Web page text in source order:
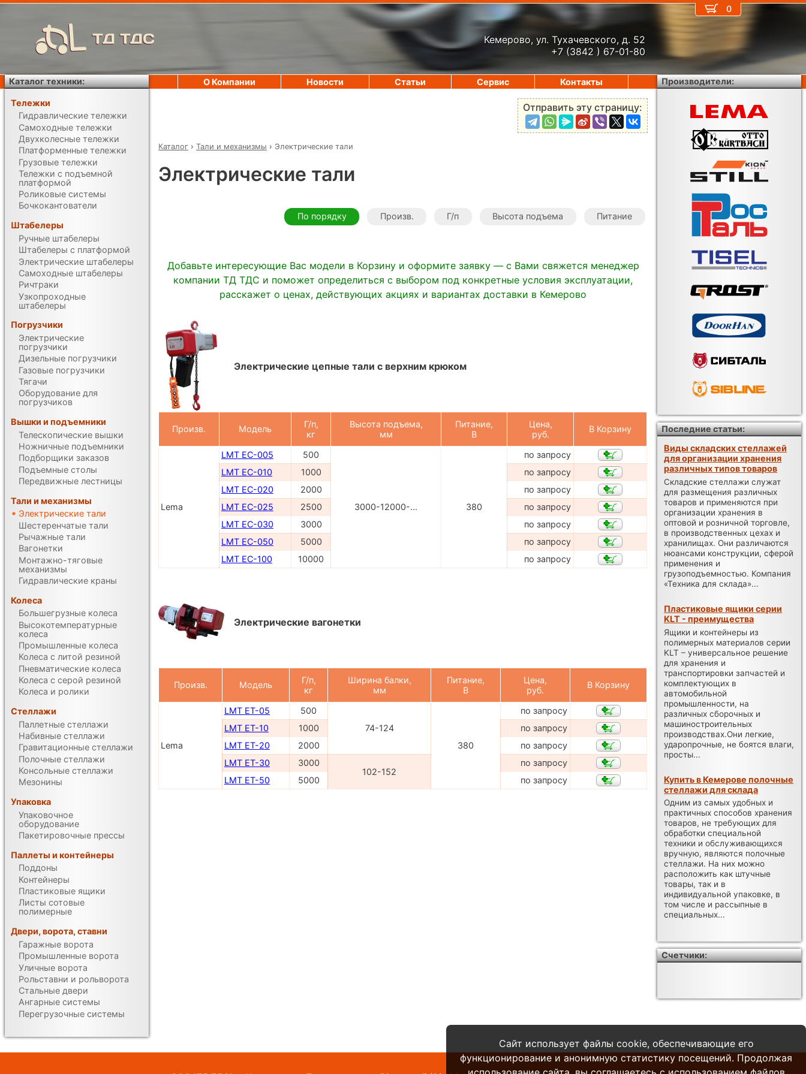
ТД ТДС
Кемерово, ул. Тухачевского, д. 52
+7 (3842 ) 67-01-80
Отправить эту страницу:
Каталог › Тали и механизмы › Электрические тали
Электрические тали
По порядку Произв. Г/п Высота подъема Питание
Добавьте интересующие Вас модели в Корзину и оформите заявку — с Вами свяжется менеджер
компании ТД ТДС и поможет определиться с выбором под конкретные условия эксплуатации,
расскажет о ценах, действующих акциях и вариантах доставки в Кемерово
Электрические цепные тали с верхним крюком
Произв. Модель
Г/п,
кг
Высота подъема,
мм
Питание,
В
Цена,
руб.
В Корзину
Lema
LMT EC-005 500
3000-12000-... 380
по запросу
LMT EC-010
1000
по запросу
LMT EC-020
2000
по запросу
LMT EC-025
2500
по запросу
LMT EC-030
3000
по запросу
LMT EC-050
5000
по запросу
LMT EC-100
10000 по запросу
Электрические вагонетки
Произв. Модель
Г/п,
кг
Ширина балки,
мм
Питание,
В
Цена,
руб.
В Корзину
Lema
LMT ET-05
500
74-124
380
по запросу
LMT ET-10
1000
по запросу
LMT ET-20
2000
по запросу
LMT ET-30
3000
102-152
по запросу
LMT ET-50
5000 по запросу
0
О Компании Новости Статьи Сервис Контакты
Каталог техники:
Тележки
Гидравлические тележки
Самоходные тележки
Двухколесные тележки
Платформенные тележки
Грузовые тележки
Тележки с подъемной
платформой
Роликовые системы
Бочкокантователи
Штабелеры
Ручные штабелеры
Штабелеры с платформой
Электрические штабелеры
Самоходные штабелеры
Ричтраки
Узкопроходные
штабелеры
Погрузчики
Электрические
погрузчики
Дизельные погрузчики
Газовые погрузчики
Тягачи
Оборудование для
погрузчиков
Вышки и подъемники
Телескопические вышки
Ножничные подъемники
Подборщики заказов
Подъемные столы
Передвижные лестницы
Тали и механизмы
Электрические тали
Шестеренчатые тали
Рычажные тали
Вагонетки
Монтажно-тяговые
механизмы
Гидравлические краны
Колеса
Большегрузные колеса
Высокотемпературные
колеса
Промышленные колеса
Колеса с литой резиной
Пневматические колеса
Колеса с серой резиной
Колеса и ролики
Стеллажи
Паллетные стеллажи
Набивные стеллажи
Гравитационные стеллажи
Полочные стеллажи
Консольные стеллажи
Мезонины
Упаковка
Упаковочное
оборудование
Пакетировочные прессы
Паллеты и контейнеры
Поддоны
Контейнеры
Пластиковые ящики
Листы сотовые
полимерные
Двери, ворота, ставни
Гаражные ворота
Промышленные ворота
Уличные ворота
Рольставни и рольворота
Стальные двери
Ангарные системы
Перегрузочные системы
Производители:
Последние статьи:
Виды складских стеллажей
для организации хранения
различных типов товаров
Складские стеллажи служат
для размещения различных
товаров и применяются при
организации хранения в
оптовой и розничной торговле,
в производственных цехах и
хранилищах. Они различаются
нюансами конструкции, сферой
применения и
грузоподъемностью. Компания
«Техника для склада»...
Пластиковые ящики серии
KLT - преимущества
Ящики и контейнеры из
полимерных материалов серии
KLT – универсальное решение
для хранения и
транспортировки запчастей и
комплектующих в
автомобильной
промышленности, на
различных сборочных и
машиностроительных
производствах.Они легкие,
ударопрочные, не боятся влаги,
просты...
Купить в Кемерове полочные
стеллажи для склада
Одним из самых удобных и
практичных способов хранения
товаров, не требующих для
обработки специальной
техники и обслуживающихся
вручную, являются полочные
стеллажи. На них можно
расположить как штучные
товары, так и в
индивидуальной упаковке, в
том числе и рассыпные в
специальных...
Счетчики:
Сайт использует файлы cookie, обеспечивающие его
функционирование и анонимную статистику посещений. Продолжая